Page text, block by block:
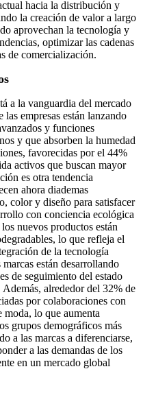
hacia la distribución y
la creación de valor a largo
aprovechan la tecnología y
optimizar las cadenas
de comercialización.
a la vanguardia del mercado
empresas están lanzando
y funciones
y que absorben la humedad
favorecidas por el 44%
activos que buscan mayor
es otra tendencia
ahora diademas
color y diseño para satisfacer
con conciencia ecológica
nuevos productos están
lo que refleja el
de la tecnología
están desarrollando
de seguimiento del estado
alrededor del 32% de
por colaboraciones con
moda, lo que aumenta
grupos demográficos más
a las marcas a diferenciarse,
a las demandas de los
en un mercado global